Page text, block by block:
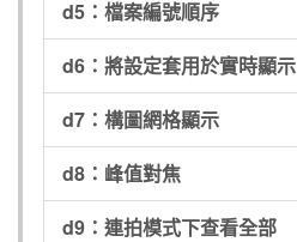
d5：檔案編號順序
d6：將設定套用於實時顯示
d7：構圖網格顯示
d8：峰值對焦
d9：連拍模式下查看全部